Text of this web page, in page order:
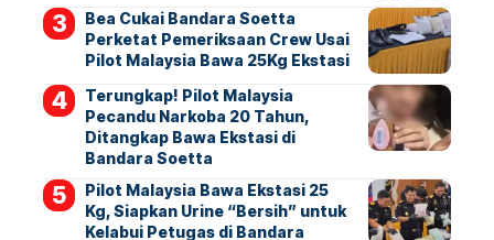
Bea Cukai Bandara Soetta
Perketat Pemeriksaan Crew Usai
Pilot Malaysia Bawa 25Kg Ekstasi
Terungkap! Pilot Malaysia
Pecandu Narkoba 20 Tahun,
Ditangkap Bawa Ekstasi di
Bandara Soetta
Pilot Malaysia Bawa Ekstasi 25
Kg, Siapkan Urine “Bersih” untuk
Kelabui Petugas di Bandara